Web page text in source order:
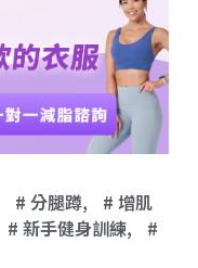
分腿蹲,
增肌
新手健身訓練,